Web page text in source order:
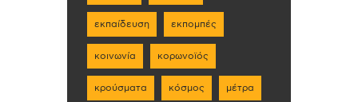
εκπαίδευση εκπομπές
κοινωνία κορωνοϊός
κρούσματα κόσμος μέτρα